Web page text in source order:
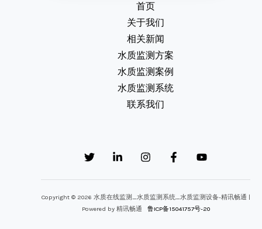
首页
关于我们
相关新闻
水质监测方案
水质监测案例
水质监测系统
联系我们
Copyright © 2026 水质在线监测_水质监测系统_水质监测设备-精讯畅通 |
Powered by 精讯畅通 鲁ICP备15041757号-20